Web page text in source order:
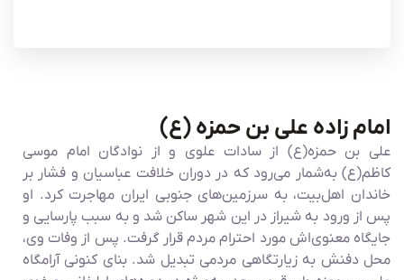
امام زاده علی بن حمزه (ع)
علی بن حمزه(ع) از سادات علوی و از نوادگان امام موسی
کاظم(ع) به‌شمار می‌رود که در دوران خلافت عباسیان و فشار بر
خاندان اهل‌بیت، به سرزمین‌های جنوبی ایران مهاجرت کرد. او
پس از ورود به شیراز در این شهر ساکن شد و به سبب پارسایی و
جایگاه معنوی‌اش مورد احترام مردم قرار گرفت. پس از وفات وی،
محل دفنش به زیارتگاهی مردمی تبدیل شد. بنای کنونیآرامگاه